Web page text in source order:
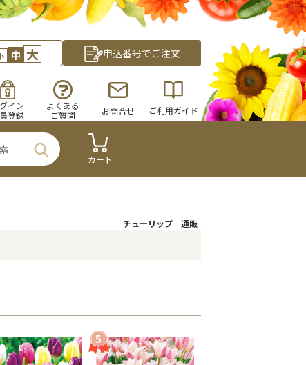
中 大 申込番号でご注文
イン
登録
よくある
ご質問
お問合せ ご利用ガイド
カート
チューリップ 通販